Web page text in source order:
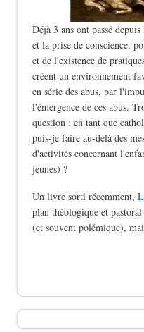
Déjà 3 ans ont passé
et la prise de conscience,
et de l'existence de
créent un environnement
en série des abus, par
l'émergence de ces abus.
question : en tant que
puis-je faire au-delà des
d'activités concernant
jeunes) ?
Un livre sorti récemment,
plan théologique et
(et souvent polémique),